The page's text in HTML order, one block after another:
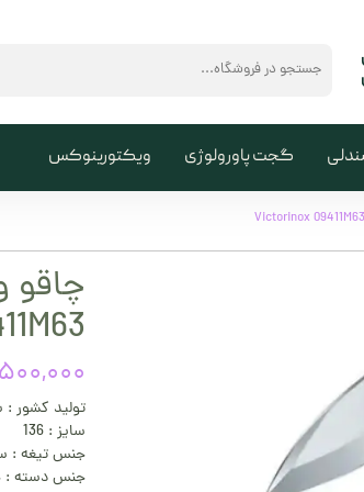
گجت پاورولوژی ویکتورینوکس
۲۵,۵۰۰,۰۰۰
تولید کشور
سایز : 136
جنس تیغه :
جنس دسته